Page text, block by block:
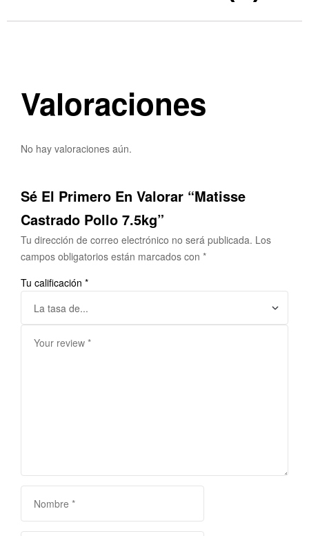
Valoraciones
No hay valoraciones aún.
Sé El Primero En Valorar “Matisse
Castrado Pollo 7.5kg”
Tu dirección de correo electrónico no será publicada. Los
campos obligatorios están marcados con *
Tu calificación *